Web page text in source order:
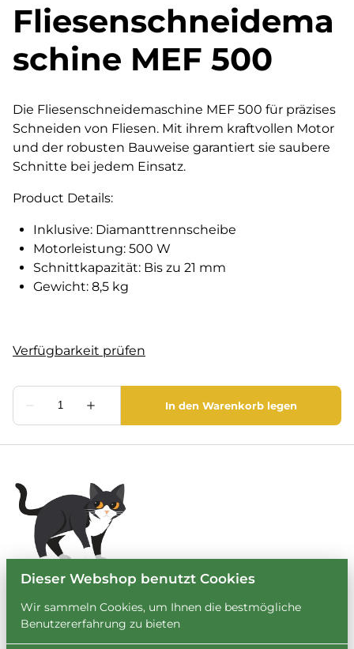
Fliesenschneidema
schine MEF 500
Die Fliesenschneidemaschine MEF 500 für präzises
Schneiden von Fliesen. Mit ihrem kraftvollen Motor
und der robusten Bauweise garantiert sie saubere
Schnitte bei jedem Einsatz.
Product Details:
Inklusive: Diamanttrennscheibe
Motorleistung: 500 W
Schnittkapazität: Bis zu 21 mm
Gewicht: 8,5 kg
Dieser Webshop benutzt Cookies
Wir sammeln Cookies, um Ihnen die bestmögliche
Benutzererfahrung zu bieten